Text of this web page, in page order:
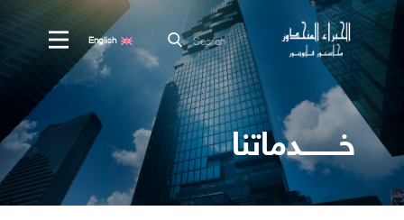
السعودية
اتصل بنا
شركاء النجاح
فريق العمل
الخدمات
English
خــــــــدماتنا